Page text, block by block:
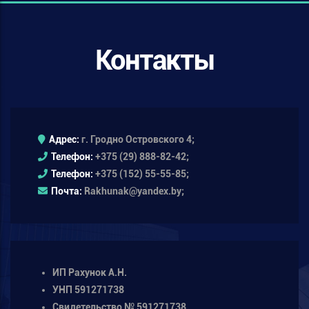
Контакты
Адрес: г. Гродно Островского 4;
Телефон: +375 (29) 888-82-42;
Телефон: +375 (152) 55-55-85;
Почта: Rakhunak@yandex.by;
ИП Рахунок А.Н.
УНП 591271738
Свидетельство № 591271738